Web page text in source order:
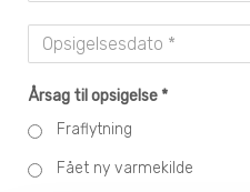
Årsag til opsigelse *
Fraflytning
Fået ny varmekilde